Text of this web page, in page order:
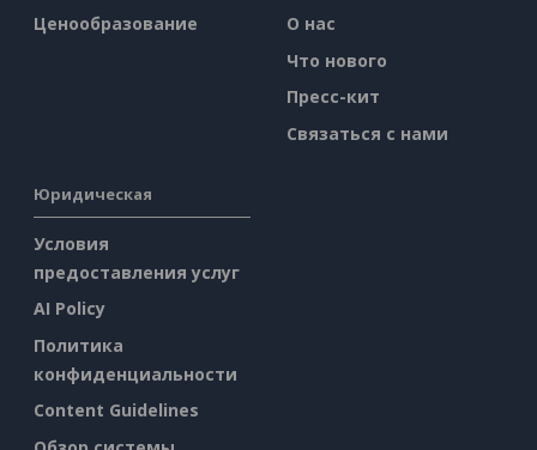
Ценообразование
О нас
Что нового
Пресс-кит
Связаться с нами
Юридическая
Условия
предоставления услуг
AI Policy
Политика
конфиденциальности
Content Guidelines